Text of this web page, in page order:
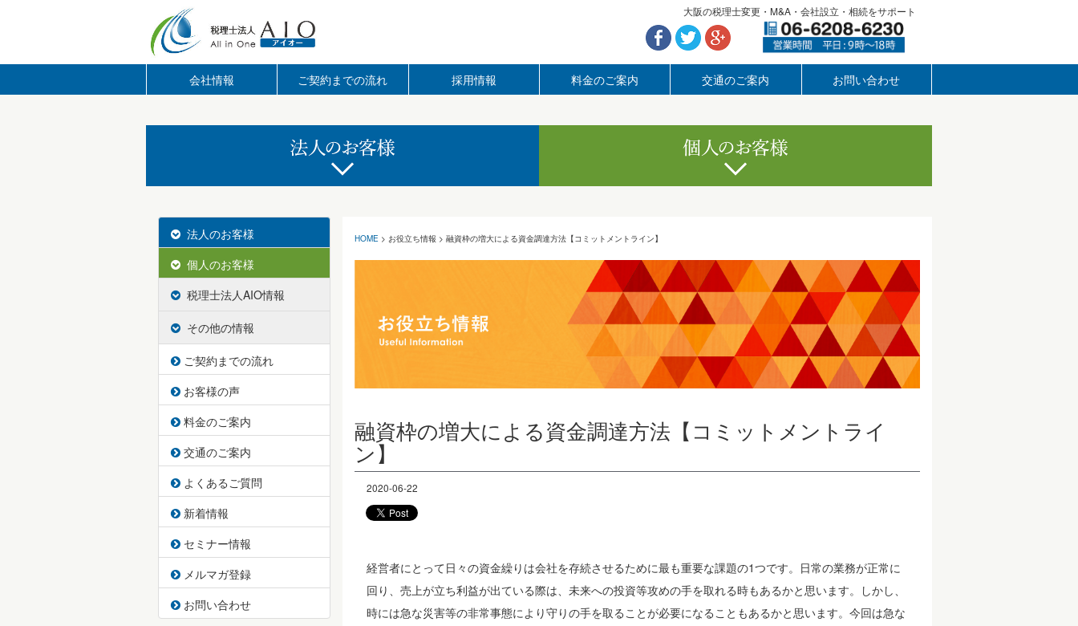
大阪の税理士変更・M&A・会社設立・相続をサポート
会社情報 ご契約までの流れ 採用情報 料金のご案内 交通のご案内 お問い合わせ
経理でお困りなら
税務調査
M&A
クリニックのかたへ
記帳代行サービス
経理でお困りなら
顧問サービス
無料生命保険診断
アスリートのかたへ
HOME > お役立ち情報 > 融資枠の増大による資金調達方法【コミットメントライン】
融資枠の増大による資金調達方法【コミットメントライ
ン】
2020-06-22
経営者にとって日々の資金繰りは会社を存続させるために最も重要な課題の1つです。日常の業務が正常に
回り、売上が立ち利益が出ている際は、未来への投資等攻めの手を取れる時もあるかと思います。しかし、
時には急な災害等の非常事態により守りの手を取ることが必要になることもあるかと思います。今回は急な
法人のお客様
個人のお客様
税理士法人AIO情報
その他の情報
ご契約までの流れ
お客様の声
料金のご案内
交通のご案内
よくあるご質問
新着情報
セミナー情報
メルマガ登録
お問い合わせ